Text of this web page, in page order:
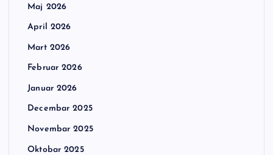
Maj 2026
April 2026
Mart 2026
Februar 2026
Januar 2026
Decembar 2025
Novembar 2025
Oktobar 2025